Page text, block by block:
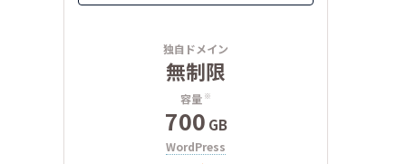
独自ドメイン
無制限
容量 ※
700 GB
WordPress